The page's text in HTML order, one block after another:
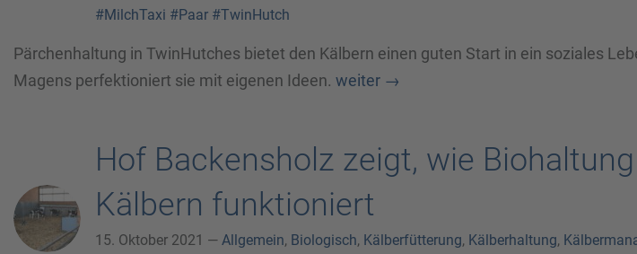
#MilchTaxi #Paar #TwinHutch
Pärchenhaltung in TwinHutches bietet den Kälbern einen guten Start in ein soziales
Magens perfektioniert sie mit eigenen Ideen. weiter →
Hof Backensholz zeigt, wie
Kälbern funktioniert
15. Oktober 2021 — Allgemein, Biologisch, Kälberfütterung, Kälberhaltung,